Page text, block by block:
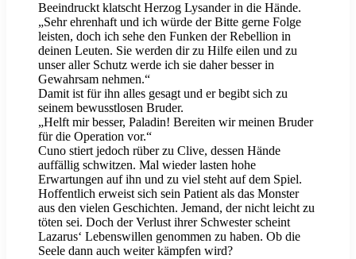
Beeindruckt klatscht Herzog Lysander in die Hände.
„Sehr ehrenhaft und ich würde der Bitte gerne Folge
leisten, doch ich sehe den Funken der Rebellion in
deinen Leuten. Sie werden dir zu Hilfe eilen und zu
unser aller Schutz werde ich sie daher besser in
Gewahrsam nehmen.“
Damit ist für ihn alles gesagt und er begibt sich zu
seinem bewusstlosen Bruder.
„Helft mir besser, Paladin! Bereiten wir meinen Bruder
für die Operation vor.“
Cuno stiert jedoch rüber zu Clive, dessen Hände
auffällig schwitzen. Mal wieder lasten hohe
Erwartungen auf ihn und zu viel steht auf dem Spiel.
Hoffentlich erweist sich sein Patient als das Monster
aus den vielen Geschichten. Jemand, der nicht leicht zu
töten sei. Doch der Verlust ihrer Schwester scheint
Lazarus‘ Lebenswillen genommen zu haben. Ob die
Seele dann auch weiter kämpfen wird?